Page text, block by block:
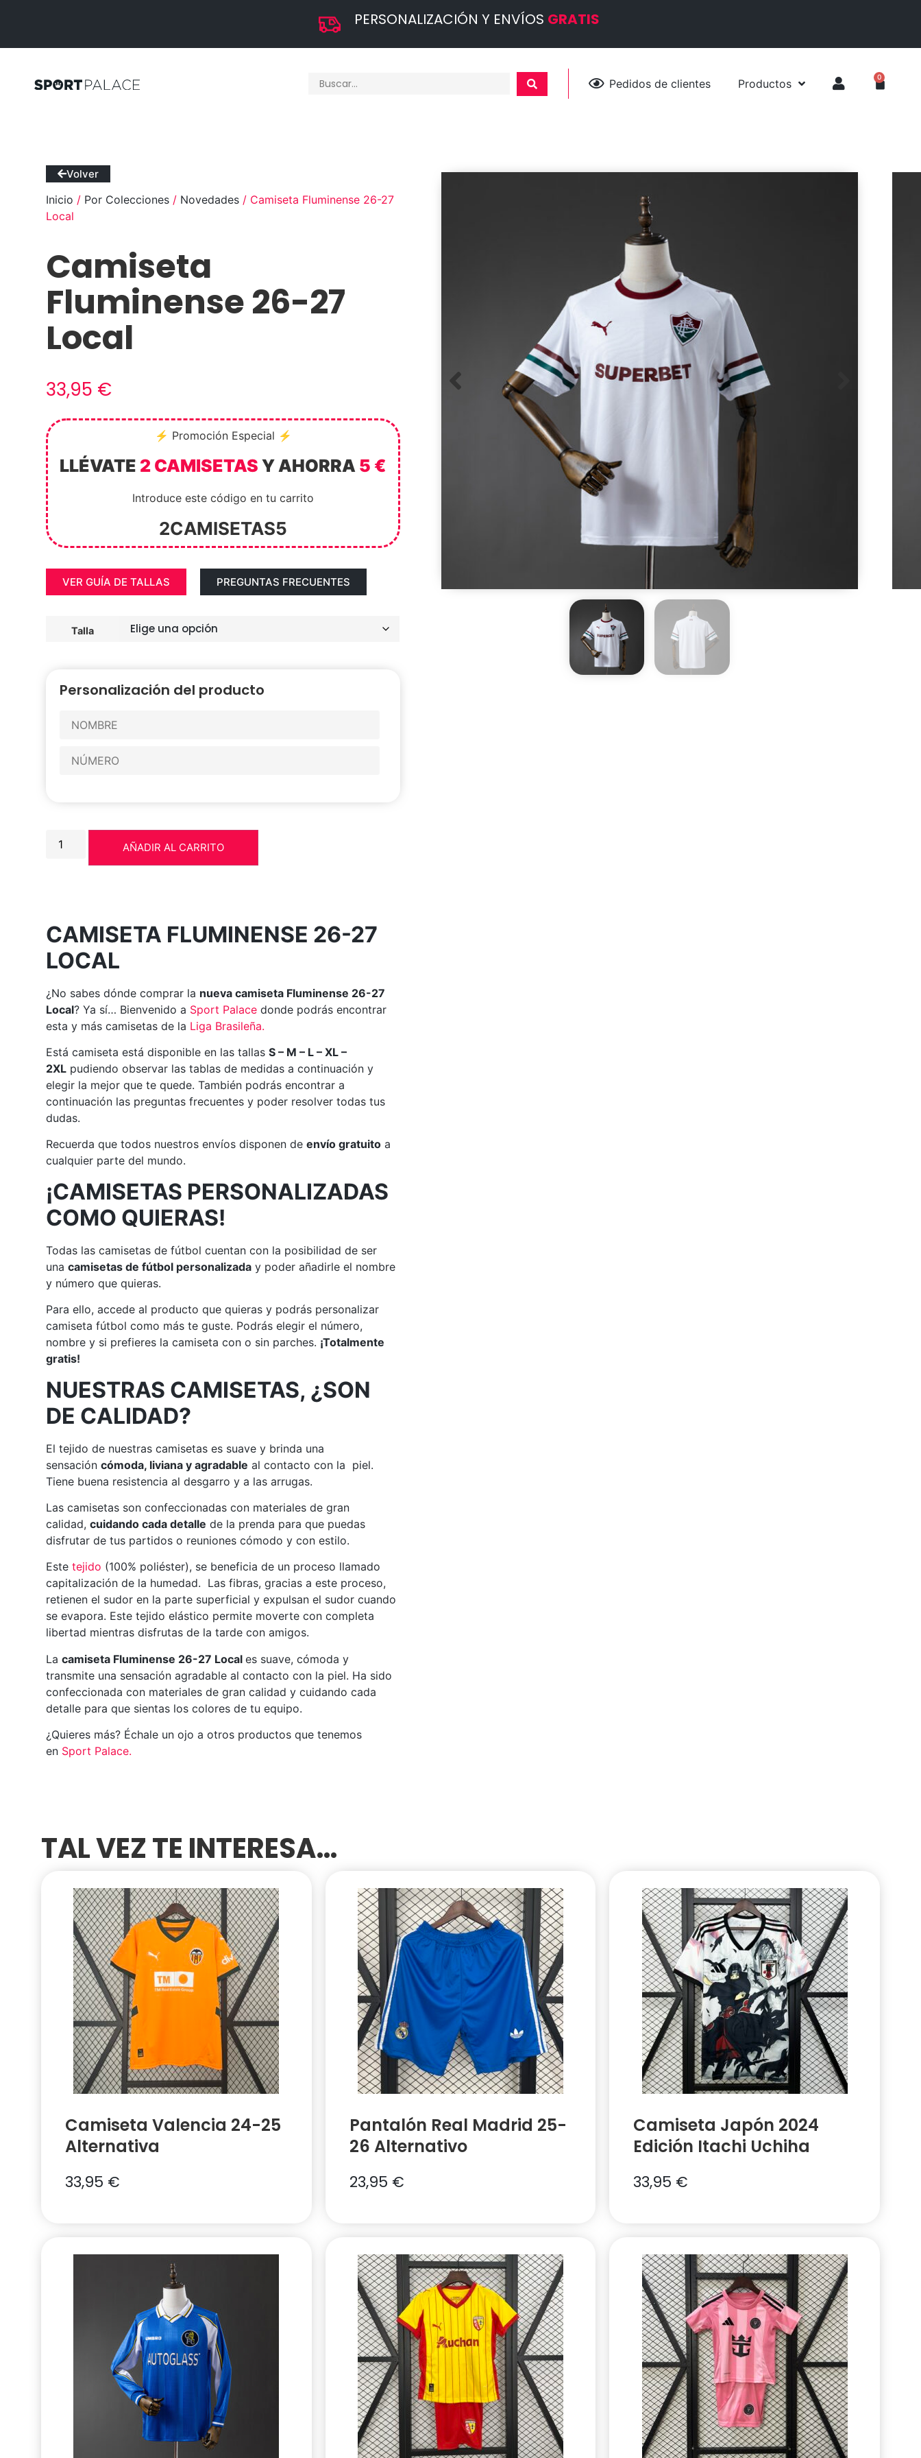
PERSONALIZACIÓN Y ENVÍOS GRATIS
Pedidos de clientes Productos 0
Volver
Inicio / Por Colecciones / Novedades / Camiseta Fluminense 26-27
Local
Camiseta
Fluminense 26-27
Local
33,95 €
⚡ Promoción Especial ⚡
LLÉVATE 2 CAMISETAS Y AHORRA 5 €
Introduce este código en tu carrito
2CAMISETAS5
VER GUÍA DE TALLAS PREGUNTAS FRECUENTES
Talla
Personalización del producto
AÑADIR AL CARRITO
CAMISETA FLUMINENSE 26-27
LOCAL
¿No sabes dónde comprar la nueva camiseta Fluminense 26-27
Local? Ya sí… Bienvenido a Sport Palace donde podrás encontrar
esta y más camisetas de la Liga Brasileña.
Está camiseta está disponible en las tallasS – M – L – XL –
2XL pudiendo observar las tablas de medidas a continuación y
elegir la mejor que te quede. También podrás encontrar a
continuación las preguntas frecuentes y poder resolver todas tus
dudas.
Recuerda que todos nuestros envíos disponen deenvío gratuito a
cualquier parte del mundo.
¡CAMISETAS PERSONALIZADAS
COMO QUIERAS!
Todas las camisetas de fútbol cuentan con la posibilidad de ser
unacamisetas de fútbol personalizada y poder añadirle el nombre
y número que quieras.
Para ello, accede al producto que quieras y podrás personalizar
camiseta fútbol como más te guste. Podrás elegir el número,
nombre y si prefieres la camiseta con o sin parches. ¡Totalmente
gratis!
NUESTRAS CAMISETAS, ¿SON
DE CALIDAD?
El tejido de nuestras camisetas es suave y brinda una
sensacióncómoda, liviana y agradable al contacto con la piel.
Tiene buena resistencia al desgarro y a las arrugas.
Las camisetas son confeccionadas con materiales de gran
calidad,cuidando cada detalle de la prenda para que puedas
disfrutar de tus partidos o reuniones cómodo y con estilo.
Estetejido (100% poliéster), se beneficia de un proceso llamado
capitalización de la humedad. Las fibras, gracias a este proceso,
retienen el sudor en la parte superficial y expulsan el sudor cuando
se evapora. Este tejido elástico permite moverte con completa
libertad mientras disfrutas de la tarde con amigos.
Lacamiseta Fluminense 26-27 Locales suave, cómoda y
transmite una sensación agradable al contacto con la piel. Ha sido
confeccionada con materiales de gran calidad y cuidando cada
detalle para que sientas los colores de tu equipo.
¿Quieres más? Échale un ojo a otros productos que tenemos
en Sport Palace.
TAL VEZ TE INTERESA…
Camiseta Valencia 24-25
Alternativa
33,95 €
Pantalón Real Madrid 25-
26 Alternativo
23,95 €
Camiseta Japón 2024
Edición Itachi Uchiha
33,95 €